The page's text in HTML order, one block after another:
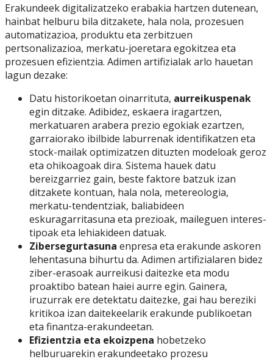
Erakundeek digitalizatzeko erabakia hartzen dutenean,
hainbat helburu bila ditzakete, hala nola, prozesuen
automatizazioa, produktu eta zerbitzuen
pertsonalizazioa, merkatu-joeretara egokitzea eta
prozesuen efizientzia. Adimen artifizialak arlo hauetan
lagun dezake:
Datu historikoetan oinarrituta, aurreikuspenak
egin ditzake. Adibidez, eskaera iragartzen,
merkatuaren arabera prezio egokiak ezartzen,
garraiorako ibilbide laburrenak identifikatzen eta
stock-mailak optimizatzen dituzten modeloak geroz
eta ohikoagoak dira. Sistema hauek datu
bereizgarriez gain, beste faktore batzuk izan
ditzakete kontuan, hala nola, metereologia,
merkatu-tendentziak, baliabideen
eskuragarritasuna eta prezioak, maileguen interes-
tipoak eta lehiakideen datuak.
Zibersegurtasuna enpresa eta erakunde askoren
lehentasuna bihurtu da. Adimen artifizialaren bidez
ziber-erasoak aurreikusi daitezke eta modu
proaktibo batean haiei aurre egin. Gainera,
iruzurrak ere detektatu daitezke, gai hau bereziki
kritikoa izan daitekeelarik erakunde publikoetan
eta finantza-erakundeetan.
Efizientzia eta ekoizpena hobetzeko
helburuarekin erakundeetako prozesu